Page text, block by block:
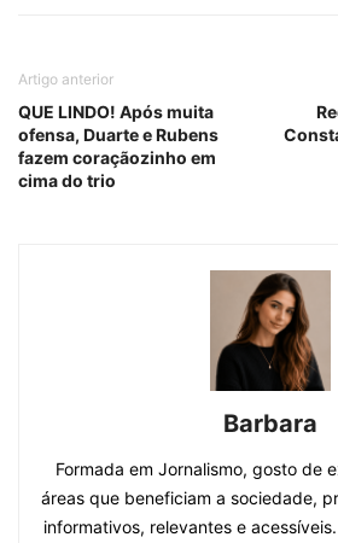
Artigo anterior
QUE LINDO! Após muita
ofensa, Duarte e Rubens
fazem coraçãozinho em
cima do trio
Barbara
Formada em Jornalismo, gosto de
áreas que beneficiam a sociedade,
informativos, relevantes e